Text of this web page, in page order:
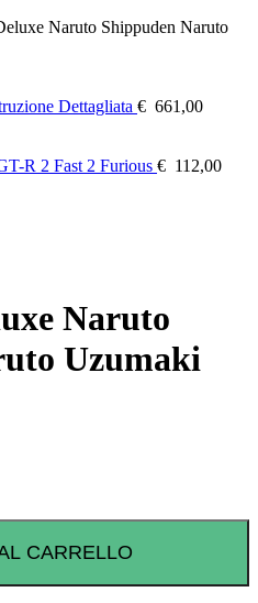
Naruto Shippuden Naruto
Dettagliata € 661,00
R 2 Fast 2 Furious € 112,00
Naruto
Uzumaki
CARRELLO